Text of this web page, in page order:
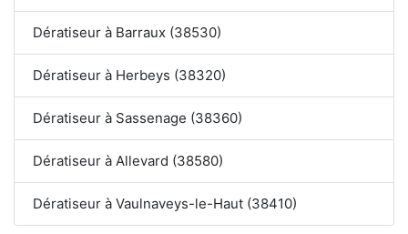
Dératiseur à Barraux (38530)
Dératiseur à Herbeys (38320)
Dératiseur à Sassenage (38360)
Dératiseur à Allevard (38580)
Dératiseur à Vaulnaveys-le-Haut (38410)